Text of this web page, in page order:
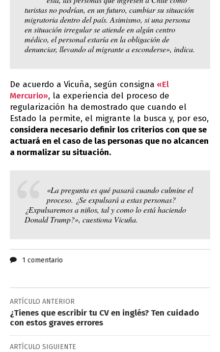
turistas no podrían, en un futuro, cambiar su situación
migratoria dentro del país. Asimismo, si una persona
en situación irregular se atiende en algún centro
médico, el personal estaría en la obligación de
denunciar, llevando al migrante a esconderse», indica.
De acuerdo a Vicuña, según consigna «El
Mercurio», la experiencia del proceso de
regularización ha demostrado que cuando el
Estado la permite, el migrante la busca y, por eso,
considera necesario definir los criterios con que se
actuará en el caso de las personas que no alcancen
a normalizar su situación.
«La pregunta es qué pasará cuando culmine el
proceso. ¿Se expulsará a estas personas?
¿Expulsaremos a niños, tal y como lo está haciendo
Donald Trump?», cuestiona Vicuña.
1 comentario
ARTÍCULO ANTERIOR
¿Tienes que escribir tu CV en inglés? Ten cuidado
con estos graves errores
ARTÍCULO SIGUIENTE